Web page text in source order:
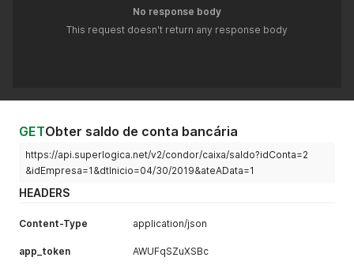
No response body
This request doesn't return any response body
GETObter saldo de conta bancária
https://api.superlogica.net/v2/condor/caixa/saldo?idConta=2
&idEmpresa=1&dtInicio=04/30/2019&ateAData=1
HEADERS
Content-Type application/json
app_token AWUFqSZuXSBc